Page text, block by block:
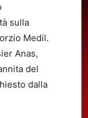
sulla
Medil.
Anas,
del
dalla